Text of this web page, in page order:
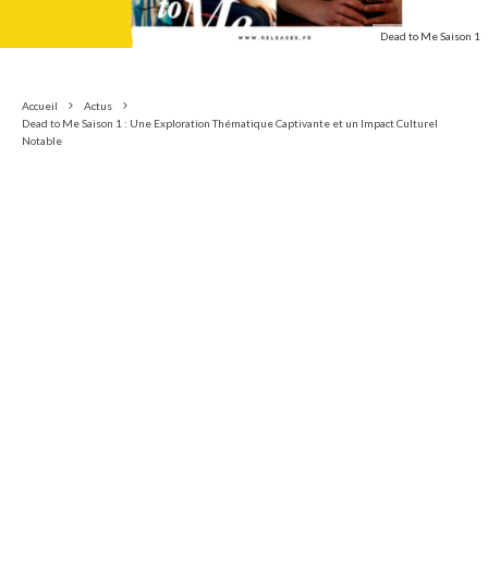
Dead to Me Saison 1
Accueil
Actus
Dead to Me Saison 1 : Une Exploration Thématique Captivante et un Impact Culturel
Notable